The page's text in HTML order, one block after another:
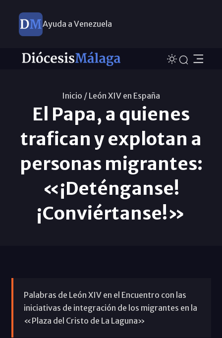
Ayuda a Venezuela
Inicio / León XIV en España
El Papa, a quienes
trafican y explotan a
personas migrantes:
«¡Deténganse!
¡Conviértanse!»
Palabras de León XIV en el Encuentro con las
iniciativas de integración de los migrantes en la
«Plaza del Cristo de La Laguna»